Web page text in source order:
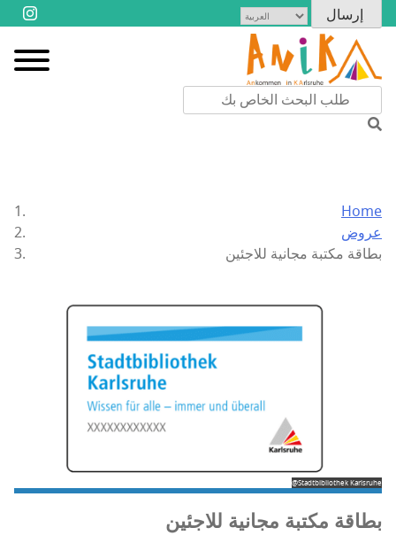
Home
عروض
بطاقة مكتبة مجانية للاجئين
@Stadtbibliothek Karlsruhe
بطاقة مكتبة مجانية للاجئين